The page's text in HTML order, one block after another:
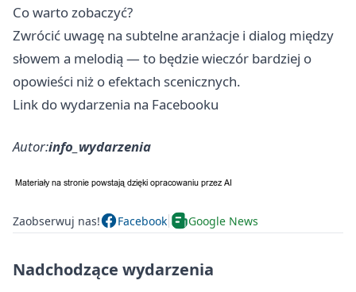
Co warto zobaczyć?
Zwrócić uwagę na subtelne aranżacje i dialog między
słowem a melodią — to będzie wieczór bardziej o
opowieści niż o efektach scenicznych.
Link do wydarzenia na Facebooku
Autor:info_wydarzenia
Zaobserwuj nas! Facebook Google News
Nadchodzące wydarzenia